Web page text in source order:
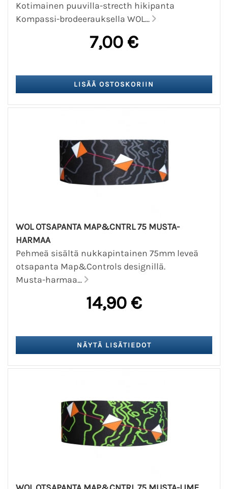
Kotimainen puuvilla-strecth hikipanta
Kompassi-brodeerauksella WOL...
7,00 €
WOL OTSAPANTA MAP&CNTRL 75 MUSTA-
HARMAA
Pehmeä sisältä nukkapintainen 75mm leveä
otsapanta Map&Controls designillä.
Musta-harmaa...
14,90 €